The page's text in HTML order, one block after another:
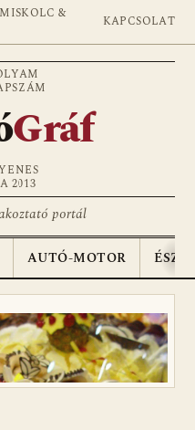
&
KAPCSOLAT
Gráf
2013
portál
AUTÓ-MOTOR